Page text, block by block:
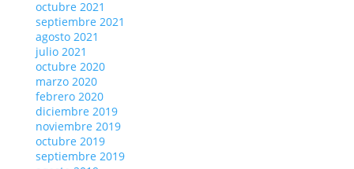
octubre 2021
septiembre 2021
agosto 2021
julio 2021
octubre 2020
marzo 2020
febrero 2020
diciembre 2019
noviembre 2019
octubre 2019
septiembre 2019